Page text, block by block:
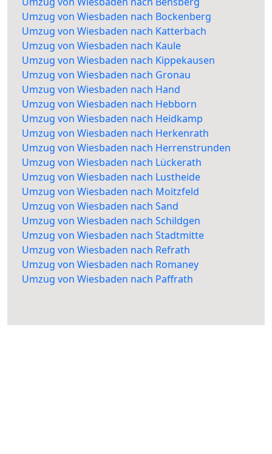
Umzug von Wiesbaden nach Bockenberg
Umzug von Wiesbaden nach Katterbach
Umzug von Wiesbaden nach Kaule
Umzug von Wiesbaden nach Kippekausen
Umzug von Wiesbaden nach Gronau
Umzug von Wiesbaden nach Hand
Umzug von Wiesbaden nach Hebborn
Umzug von Wiesbaden nach Heidkamp
Umzug von Wiesbaden nach Herkenrath
Umzug von Wiesbaden nach Herrenstrunden
Umzug von Wiesbaden nach Lückerath
Umzug von Wiesbaden nach Lustheide
Umzug von Wiesbaden nach Moitzfeld
Umzug von Wiesbaden nach Sand
Umzug von Wiesbaden nach Schildgen
Umzug von Wiesbaden nach Stadtmitte
Umzug von Wiesbaden nach Refrath
Umzug von Wiesbaden nach Romaney
Umzug von Wiesbaden nach Paffrath